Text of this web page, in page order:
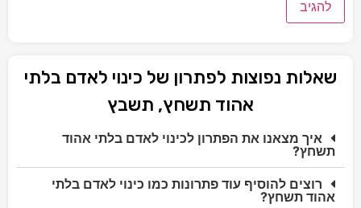
שאלות נפוצות לפתרון של כינוי לאדם בלתי
אהוד תשחץ, תשבץ
איך מצאנו את הפתרון לכינוי לאדם בלתי אהוד
תשחץ?
רוצים להוסיף עוד פתרונות כמו כינוי לאדם בלתי
אהוד תשחץ?